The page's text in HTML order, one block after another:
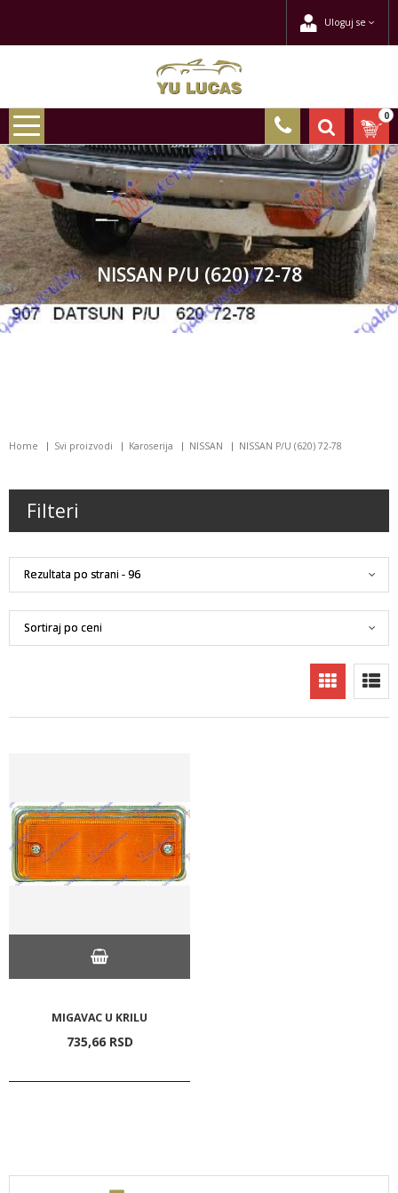
Uloguj se
0
NISSAN P/U (620) 72-78
Home Svi proizvodi Karoserija NISSAN NISSAN P/U (620) 72-78
Filteri
MIGAVAC U KRILU
735,66 RSD